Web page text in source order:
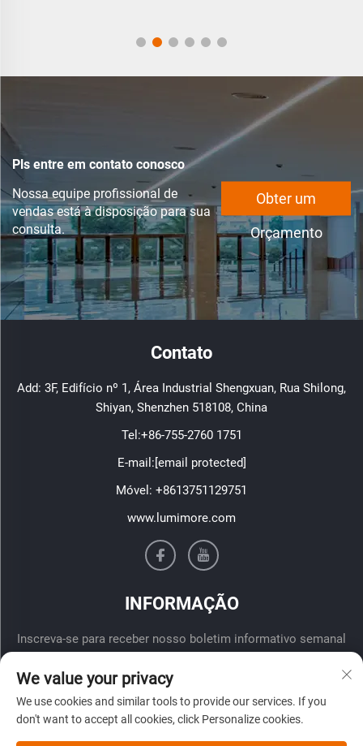
Pls entre em contato conosco
Nossa equipe profissional de
vendas está à disposição para sua
consulta.
Obter um
Orçamento
Contato
Add: 3F, Edifício nº 1, Área Industrial Shengxuan, Rua Shilong,
Shiyan, Shenzhen 518108, China
Tel:+86-755-2760 1751
E-mail: [email protected]
Móvel: +8613751129751
www.lumimore.com
INFORMAÇÃO
Inscreva-se para receber nosso boletim informativo semanal
We value your privacy
We use cookies and similar tools to provide our services. If you
don't want to accept all cookies, click Personalize cookies.